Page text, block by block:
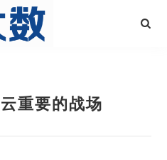
重要的战场